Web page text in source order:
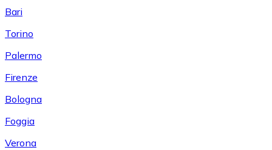
Bari
Torino
Palermo
Firenze
Bologna
Foggia
Verona